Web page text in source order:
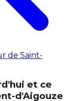
de Saint-
et ce
d'Aigouze